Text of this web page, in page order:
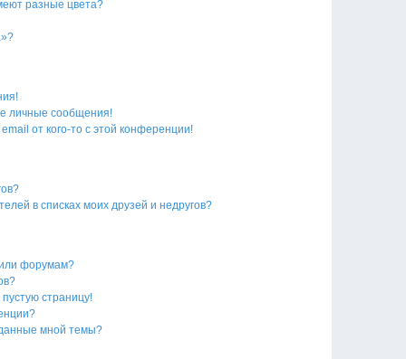
разные цвета?
личные сообщения!
от кого-то с этой конференции!
в списках моих друзей и недругов?
форумам?
страницу!
мной темы?